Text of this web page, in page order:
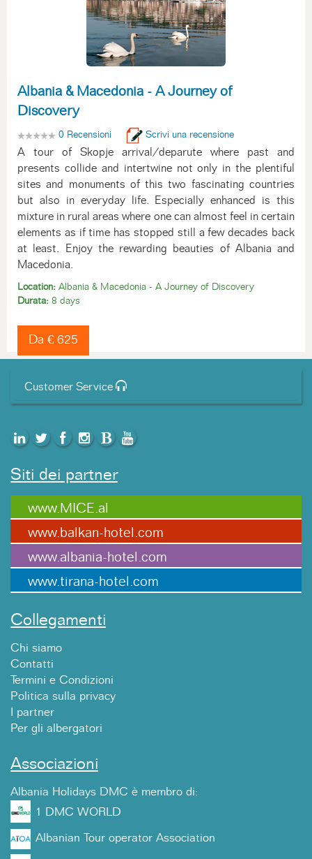
Albania & Macedonia - A Journey of
Discovery
0 Recensioni Scrivi una recensione
A tour of Skopje arrival/deparute where past and
presents collide and intertwine not only in the plentiful
sites and monuments of this two fascinating countries
but also in everyday life. Especially enhanced is this
mixture in rural areas where one can almost feel in certain
elements as if time has stopped still a few decades back
at least. Enjoy the rewarding beauties of Albania and
Macedonia.
Location: Albania & Macedonia - A Journey of Discovery
Durata: 8 days
Da € 625
Customer Service
Siti dei partner
www.MICE.al
www.balkan-hotel.com
www.albania-hotel.com
www.tirana-hotel.com
Collegamenti
Chi siamo
Contatti
Termini e Condizioni
Politica sulla privacy
I partner
Per gli albergatori
Associazioni
Albania Holidays DMC è membro di:
1 DMC WORLD
Albanian Tour operator Association